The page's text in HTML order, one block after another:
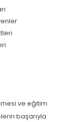
ve eğitim
başarıyla